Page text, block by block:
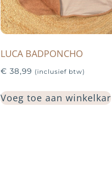
LUCA BADPONCHO
€ 38,99 (inclusief btw)
Voeg toe aan winkelkar